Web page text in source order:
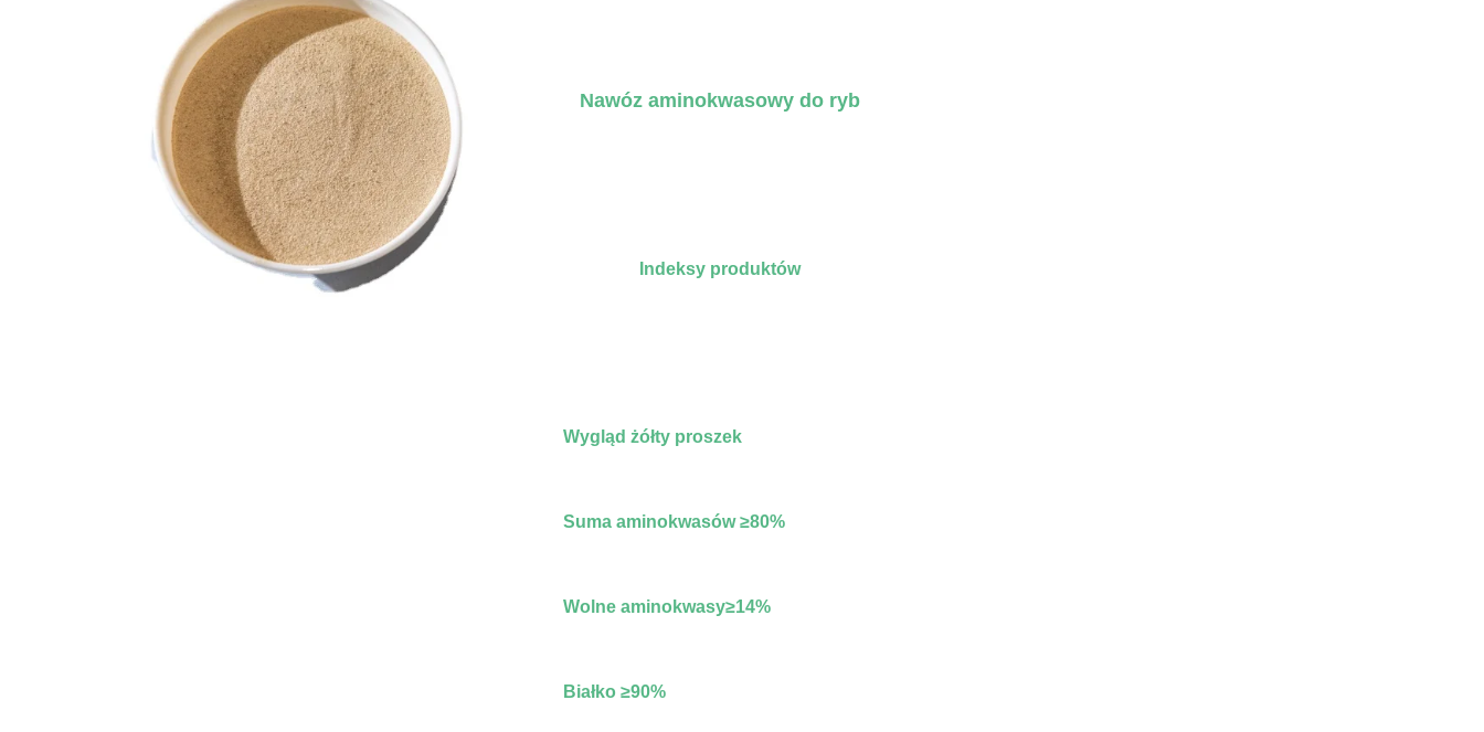
Nawóz aminokwasowy do ryb
Indeksy produktów
Wygląd żółty proszek
Suma aminokwasów ≥80%
Wolne aminokwasy≥14%
Białko ≥90%